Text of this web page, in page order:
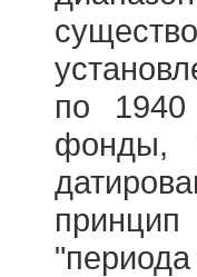
по 1940
фонды,